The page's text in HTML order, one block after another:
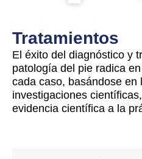
Tratamientos
El éxito del diagnóstico y
patología del pie radica
cada caso, basándose en
investigaciones
evidencia científica a la